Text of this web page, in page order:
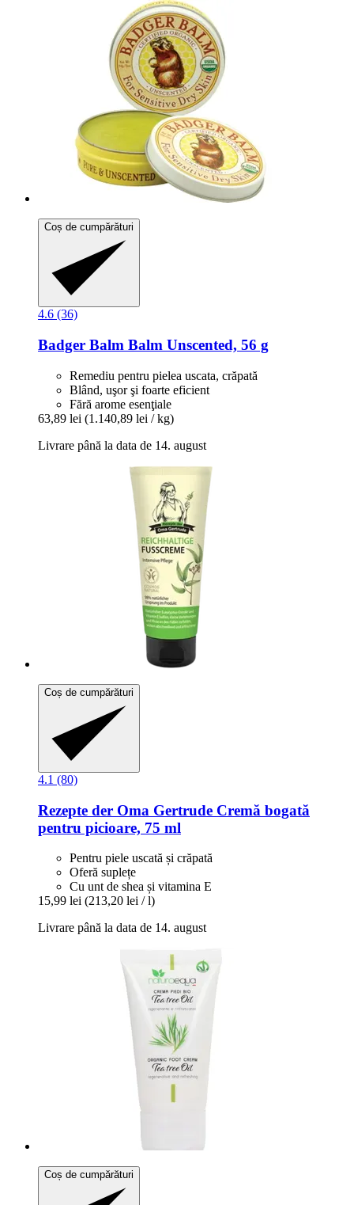
Coș de cumpărături
4.6 (36)
Badger Balm Balm Unscented, 56 g
Remediu pentru pielea uscata, crăpată
Blând, uşor şi foarte eficient
Fără arome esenţiale
63,89 lei (1.140,89 lei / kg)
Livrare până la data de 14. august
Coș de cumpărături
4.1 (80)
Rezepte der Oma Gertrude Cremă bogată
pentru picioare, 75 ml
Pentru piele uscată și crăpată
Oferă suplețe
Cu unt de shea și vitamina E
15,99 lei (213,20 lei / l)
Livrare până la data de 14. august
Coș de cumpărături